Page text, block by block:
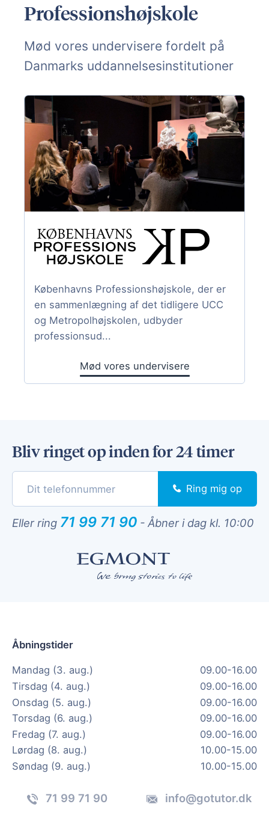
Professionshøjskole
Mød vores undervisere fordelt på
Danmarks uddannelsesinstitutioner
Københavns Professionshøjskole, der er
en sammenlægning af det tidligere UCC
og Metropolhøjskolen, udbyder
professionsud...
Mød vores undervisere
Bliv ringet op inden for 24 timer
Ring mig op
Eller ring 71 99 71 90 - Åbner i dag kl. 10:00
Åbningstider
Mandag (3. aug.)
09.00-16.00
Tirsdag (4. aug.)
09.00-16.00
Onsdag (5. aug.)
09.00-16.00
Torsdag (6. aug.)
09.00-16.00
Fredag (7. aug.)
09.00-16.00
Lørdag (8. aug.)
10.00-15.00
Søndag (9. aug.)
10.00-15.00
71 99 71 90 info@gotutor.dk